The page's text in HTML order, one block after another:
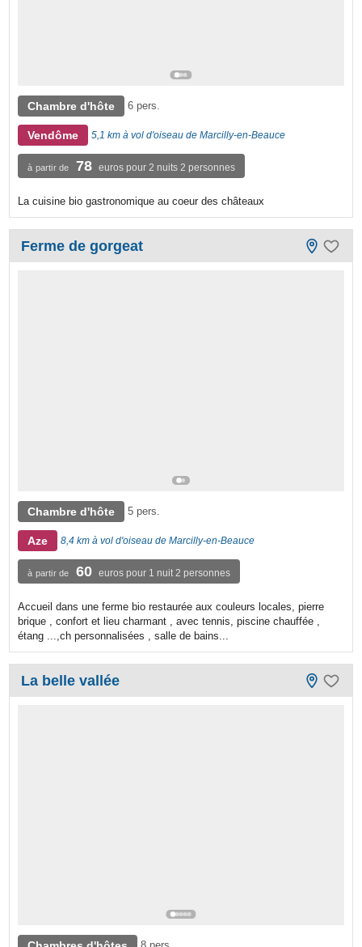
Chambre d'hôte 6 pers.
Vendôme 5,1 km à vol d'oiseau de Marcilly-en-Beauce
à partir de 78 euros pour 2 nuits 2 personnes
La cuisine bio gastronomique au coeur des châteaux
Ferme de gorgeat
Chambre d'hôte 5 pers.
Aze 8,4 km à vol d'oiseau de Marcilly-en-Beauce
à partir de 60 euros pour 1 nuit 2 personnes
Accueil dans une ferme bio restaurée aux couleurs locales, pierre
brique , confort et lieu charmant , avec tennis, piscine chauffée ,
étang ...,ch personnalisées , salle de bains...
La belle vallée